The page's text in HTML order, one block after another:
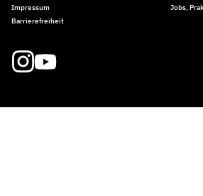
Impressum
Barrierefreiheit
Jobs,